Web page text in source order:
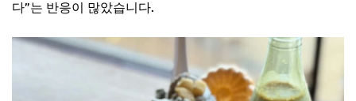
다”는 반응이 많았습니다.